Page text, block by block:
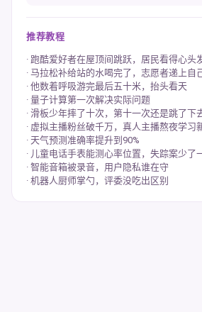
推荐教程
跑酷爱好者在屋顶间跳跃，居民看得心头
马拉松补给站的水喝完了，志愿者递上自
他数着呼吸游完最后五十米，抬头看天
量子计算第一次解决实际问题
滑板少年摔了十次，第十一次还是跳了下
虚拟主播粉丝破千万，真人主播熬夜学习
天气预测准确率提升到90%
儿童电话手表能测心率位置，失踪案少了
智能音箱被录音，用户隐私谁在守
机器人厨师掌勺，评委没吃出区别